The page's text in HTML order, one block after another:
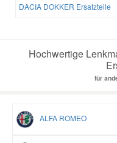
DACIA DOKKER Ersatzteile
Hochwertige
für
ALFA ROMEO